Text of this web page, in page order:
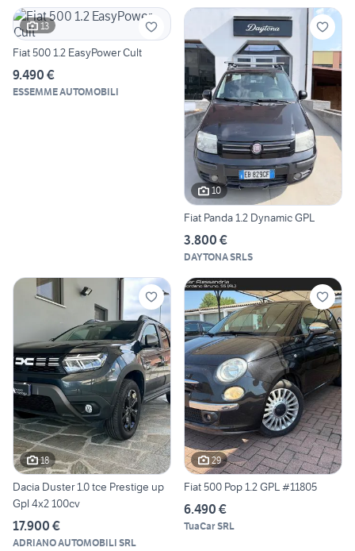
13
Fiat 500 1.2 EasyPower Cult
9.490 €
ESSEMME AUTOMOBILI
10
Fiat Panda 1.2 Dynamic GPL
3.800 €
DAYTONA SRLS
18
Dacia Duster 1.0 tce Prestige up
Gpl 4x2 100cv
17.900 €
ADRIANO AUTOMOBILI SRL
29
Fiat 500 Pop 1.2 GPL #11805
6.490 €
TuaCar SRL